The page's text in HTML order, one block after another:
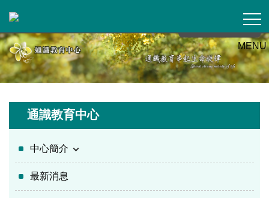
到
主
要
內
容
MENU
通識教育中心
中心簡介
最新消息